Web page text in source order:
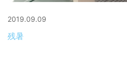
2019.09.09
残暑